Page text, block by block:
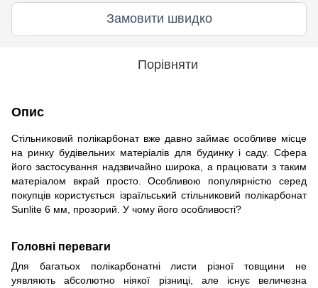
Замовити швидко
Порівняти
Опис
Стільниковий полікарбонат вже давно займає особливе місце
на ринку будівельних матеріалів для будинку і саду. Сфера
його застосування надзвичайно широка, а працювати з таким
матеріалом вкрай просто. Особливою популярністю серед
покупців користується ізраїльський стільниковий полікарбонат
Sunlite 6 мм, прозорий. У чому його особливості?
Головні переваги
Для багатьох полікарбонатні листи різної товщини не
уявляють абсолютно ніякої різниці, але існує величезна